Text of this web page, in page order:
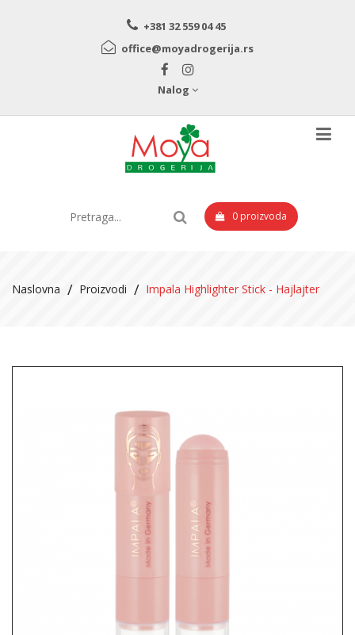
+381 32 559 04 45
office@moyadrogerija.rs
Nalog
Ulogujte Se
0 proizvoda
Naslovna Proizvodi Impala Highlighter Stick - Hajlajter